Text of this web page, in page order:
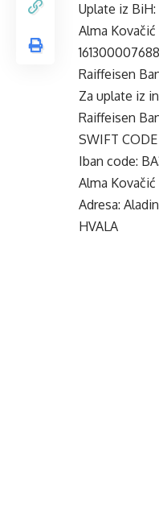
Uplate iz BiH:
Alma Kovačić
Raiffeisen
Za uplate iz
Raiffeisen
SWIFT
Iban code:
Alma Kovačić
Adresa:
HVALA